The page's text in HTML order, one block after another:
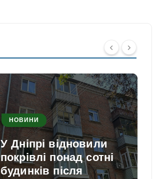
НОВИНИ
У Дніпрі відновили
покрівлі понад сотні
будинків після